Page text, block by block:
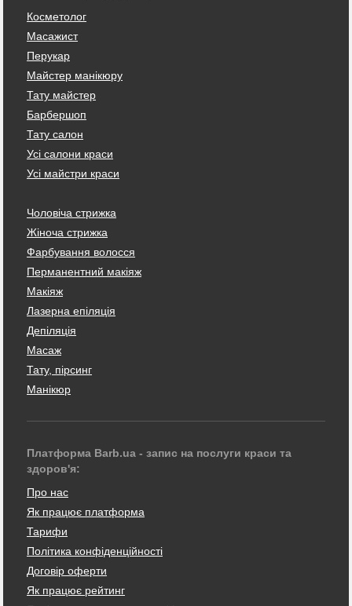
Косметолог
Масажист
Перукар
Майстер манікюру
Тату майстер
Барбершоп
Тату салон
Усі салони краси
Усі майстри краси
Чоловіча стрижка
Жіноча стрижка
Фарбування волосся
Перманентний макіяж
Макіяж
Лазерна епіляція
Депіляція
Масаж
Тату, пірсинг
Манікюр
Платформа Barb.ua - запис на послуги краси та
здоров'я:
Про нас
Як працює платформа
Тарифи
Політика конфіденційності
Договір оферти
Як працює рейтинг